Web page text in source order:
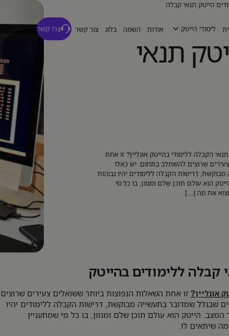
צרו קשר לימודי הייטק אודות השמה בלוג צור קשר
הייטק תנאי קבלה
תנאי
הקבלה ללימודי בהייטק אונליין? זו אחת
שרוצים להשתלב בתחום. יש כאלו
דרישות הקבלה ללימודים יהיו גבוהות
הוא עולם תוכן שלם ומגוון, בו כל מי
את מה […]
קבלה ללימודים בהייטק
אונליין?זו אחת השאלות הנפוצות ביותר ששואלים צעירים שרוצים
שבגלל שמדובר בתעשייה מבוקשת, דרישות הקבלה ללימודים יהיו
הייטק הוא עולם תוכן שלם ומגוון, בו כל מי שמתעניין
שיתאים לו.